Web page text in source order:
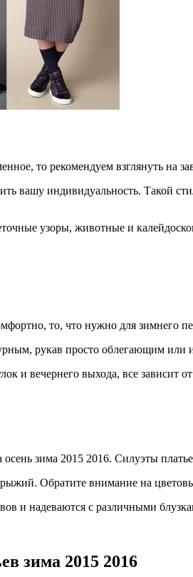
то рекомендуем взглянуть
вашу индивидуальность. Такой
узоры, животные и
то, что нужно для зимнего
рукав просто облегающим или
и вечернего выхода, все зависит
зима 2015 2016. Силуэты
Обратите внимание на
и надеваются с различными
зима 2015 2016